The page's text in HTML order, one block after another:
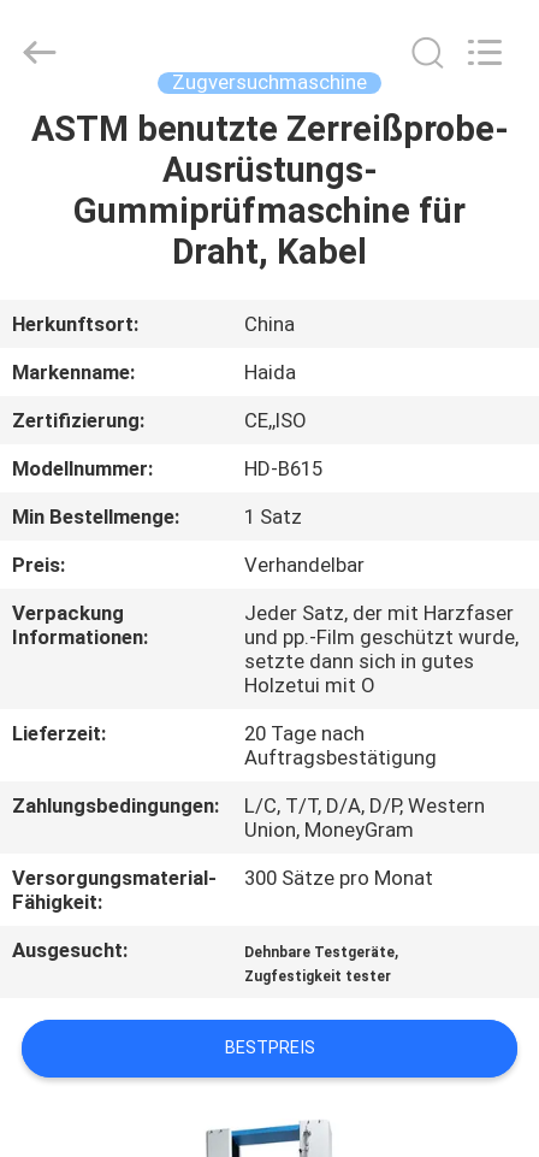
ZU
VIDEOS
SHOW
ÜBER
UNS
WERKSBESICHTIGUNG
KONTAKTIEREN
UNS
NEUIGKEITEN
RECHTSSACHEN
Ltd..
Zugversuchmaschine
ASTM benutzte Zerreißprobe-
Ausrüstungs-
Gummiprüfmaschine für
Draht, Kabel
Herkunftsort:
China
Markenname:
Haida
Zertifizierung:
CE,,ISO
Modellnummer:
HD-B615
Min Bestellmenge:
1 Satz
Preis:
Verhandelbar
Verpackung
Informationen:
Jeder Satz, der mit Harzfaser
und pp.-Film geschützt wurde,
setzte dann sich in gutes
Holzetui mit O
Lieferzeit:
20 Tage nach
Auftragsbestätigung
Zahlungsbedingungen:
L/C, T/T, D/A, D/P, Western
Union, MoneyGram
Versorgungsmaterial-
Fähigkeit:
300 Sätze pro Monat
Ausgesucht: Dehnbare Testgeräte,
Zugfestigkeit tester
BESTPREIS